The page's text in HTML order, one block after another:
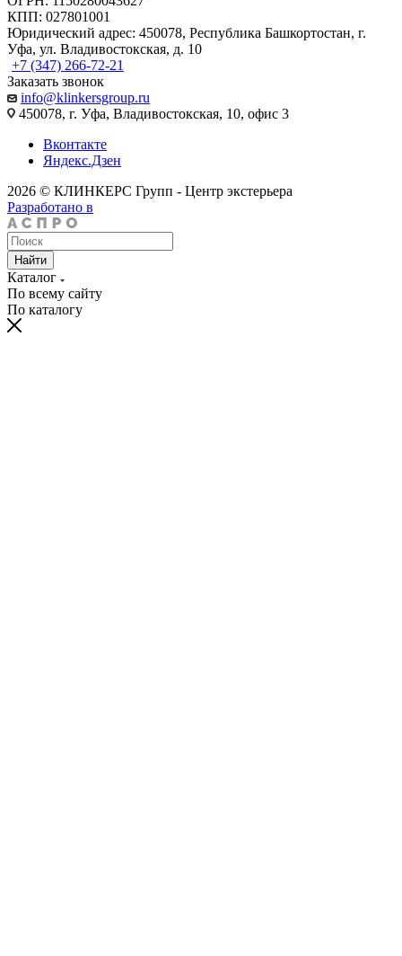
КПП: 027801001
Юридический адрес: 450078, Республика Башкортостан, г.
Уфа, ул. Владивостокская, д. 10
+7 (347) 266-72-21
Заказать звонок
info@klinkersgroup.ru
450078, г. Уфа, Владивостокская, 10, офис 3
Вконтакте
Яндекс.Дзен
2026 © КЛИНКЕРС Групп - Центр экстерьера
Разработано в
Найти
Каталог
По всему сайту
По каталогу